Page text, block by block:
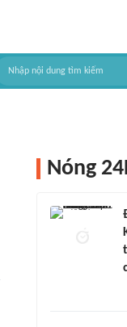
Nóng